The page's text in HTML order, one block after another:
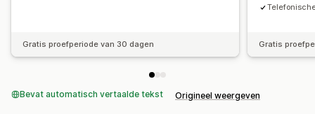
Gratis proefperiode van 30 dagen Gratis
Bevat automatisch vertaalde tekst Origineel weergeven